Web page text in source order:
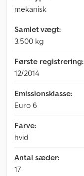
mekanisk
Samlet vægt:
3.500 kg
Første registrering:
12/2014
Emissionsklasse:
Euro 6
Farve:
hvid
Antal sæder:
17